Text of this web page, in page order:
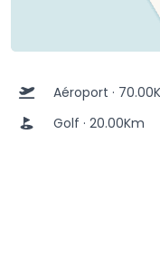
Aéroport ·
Golf · 20.00Km